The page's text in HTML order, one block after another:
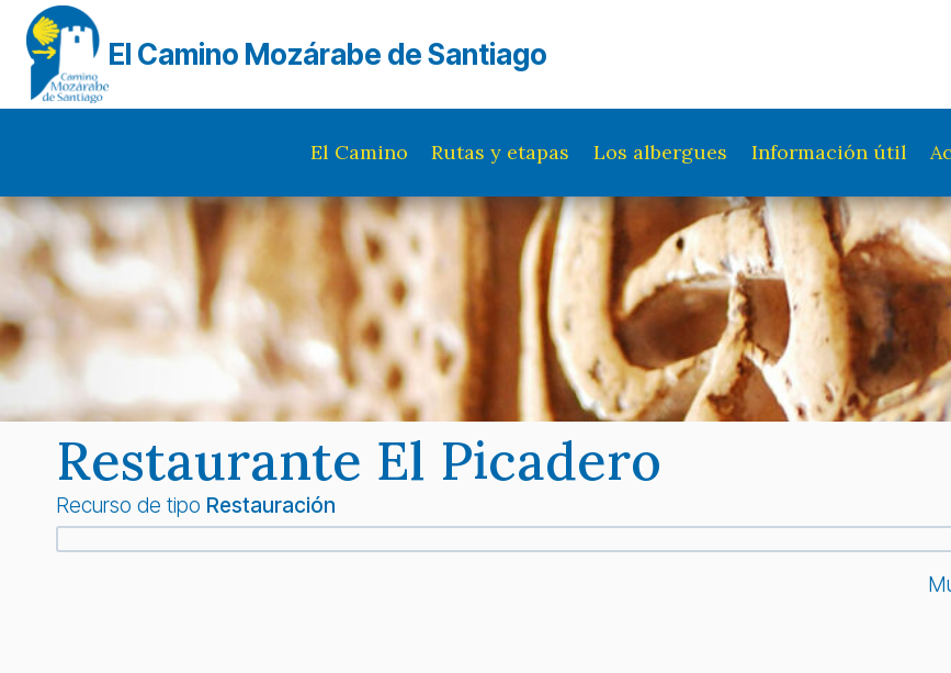
Saltar
contenido
El Camino Mozárabe de Santiago
El Camino Rutas y etapas Los albergues Información útil
Restaurante El Picadero
Recurso de tipo Restauración